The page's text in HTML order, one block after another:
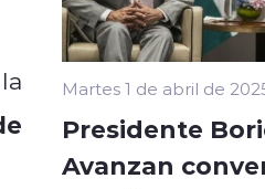
Martes 1 de abril de
Presidente
Avanzan